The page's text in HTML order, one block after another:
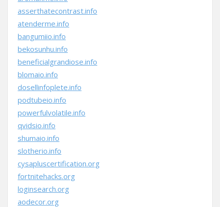
asserthatecontrast.info
atenderme.info
bangumiio.info
bekosunhu.info
beneficialgrandiose.info
blomaio.info
dosellinfoplete.info
podtubeio.info
powerfulvolatile.info
qvidsio.info
shumaio.info
slotherio.info
cysapluscertification.org
fortnitehacks.org
loginsearch.org
aodecor.org